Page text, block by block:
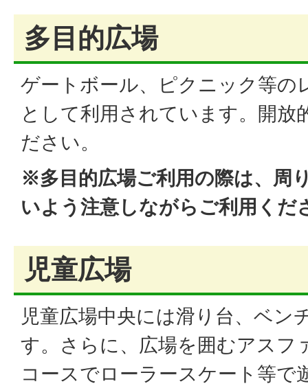
多目的広場
ゲートボール、ピクニック等の
として利用されています。開放
ださい。
※多目的広場ご利用の際は、周
いよう注意しながらご利用くだ
児童広場
児童広場中央には滑り台、ベン
す。さらに、広場を囲むアスフ
コースでローラースケート等で